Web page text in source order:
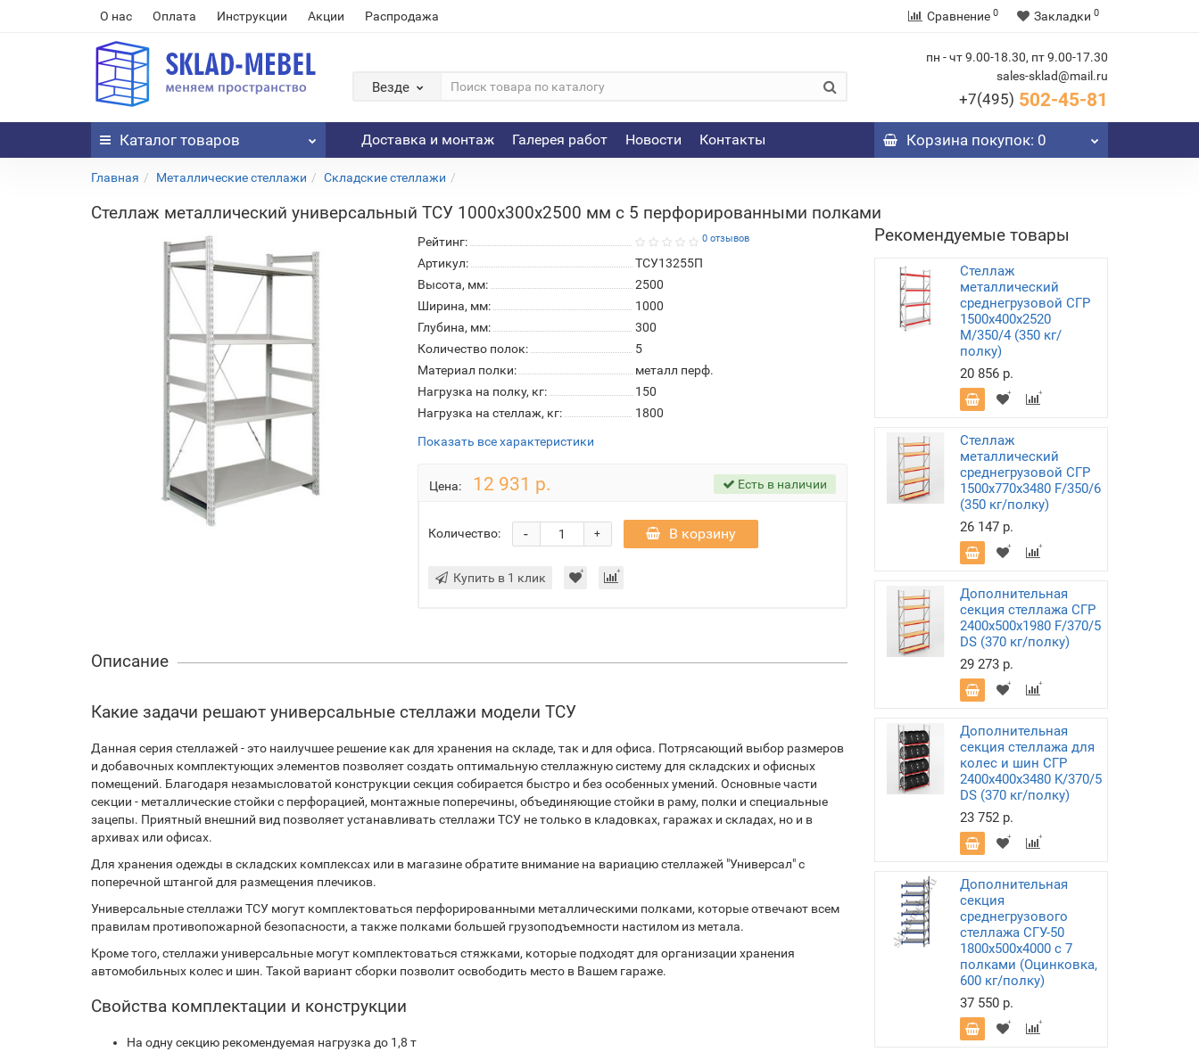
О нас Оплата Инструкции Акции Распродажа Сравнение 0 Закладки 0
Везде
пн - чт 9.00-18.30, пт 9.00-17.30
sales-sklad@mail.ru
+7(495) 502-45-81
Каталог товаров Доставка и монтаж Галерея работ Новости Контакты Корзинапокупок: 0
Главная Металлические стеллажи Складские стеллажи
Стеллаж металлический универсальный ТСУ 1000х300х2500 мм с 5 перфорированными полками
Рейтинг: 0 отзывов
Артикул:
ТСУ13255П
Высота, мм:
2500
Ширина, мм:
1000
Глубина, мм:
300
Количество полок:
5
Материал полки:
металл перф.
Нагрузка на полку, кг:
150
Нагрузка на стеллаж, кг:
1800
Показать все характеристики
Цена: 12 931 р. Есть в наличии
Количество: +
- В корзину
Купить в 1 клик
Описание
Какие задачи решают универсальные стеллажи модели ТСУ
Данная серия стеллажей - это наилучшее решение как для хранения на складе, так и для офиса. Потрясающий выбор размеров
и добавочных комплектующих элементов позволяет создать оптимальную стеллажную систему для складских и офисных
помещений. Благодаря незамысловатой конструкции секция собирается быстро и без особенных умений. Основные части
секции - металлические стойки с перфорацией, монтажные поперечины, объединяющие стойки в раму, полки и специальные
зацепы. Приятный внешний вид позволяет устанавливать стеллажи ТСУ не только в кладовках, гаражах и складах, но и в
архивах или офисах.
Для хранения одежды в складских комплексах или в магазине обратите внимание на вариацию стеллажей "Универсал" с
поперечной штангой для размещения плечиков.
Универсальные стеллажи ТСУ могут комплектоваться перфорированными металлическими полками, которые отвечают всем
правилам противопожарной безопасности, а также полками большей грузоподъемности настилом из метала.
Кроме того, стеллажи универсальные могут комплектоваться стяжками, которые подходят для организации хранения
автомобильных колес и шин. Такой вариант сборки позволит освободить место в Вашем гараже.
Свойства комплектации и конструкции
На одну секцию рекомендуемая нагрузка до 1,8 т
Рекомендуемые товары
Стеллаж
металлический
среднегрузовой СГР
1500х400х2520
M/350/4 (350 кг/
полку)
20 856 р.
Стеллаж
металлический
среднегрузовой СГР
1500х770х3480 F/350/6
(350 кг/полку)
26 147 р.
Дополнительная
секция стеллажа СГР
2400х500х1980 F/370/5
DS (370 кг/полку)
29 273 р.
Дополнительная
секция стеллажа для
колес и шин СГР
2400х400х3480 K/370/5
DS (370 кг/полку)
23 752 р.
Дополнительная
секция
среднегрузового
стеллажа СГУ-50
1800х500х4000 с 7
полками (Оцинковка,
600 кг/полку)
37 550 р.